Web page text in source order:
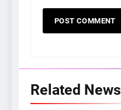
Related News